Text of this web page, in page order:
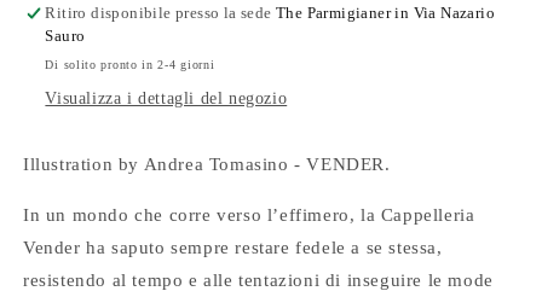
Ritiro disponibile presso la sedeThe Parmigianer in Via Nazario
Sauro
Di solito pronto in 2-4 giorni
Visualizza i dettagli del negozio
Illustration by Andrea Tomasino - VENDER.
In un mondo che corre verso l’effimero, la Cappelleria
Vender ha saputo sempre restare fedele a se stessa,
resistendo al tempo e alle tentazioni di inseguire le mode